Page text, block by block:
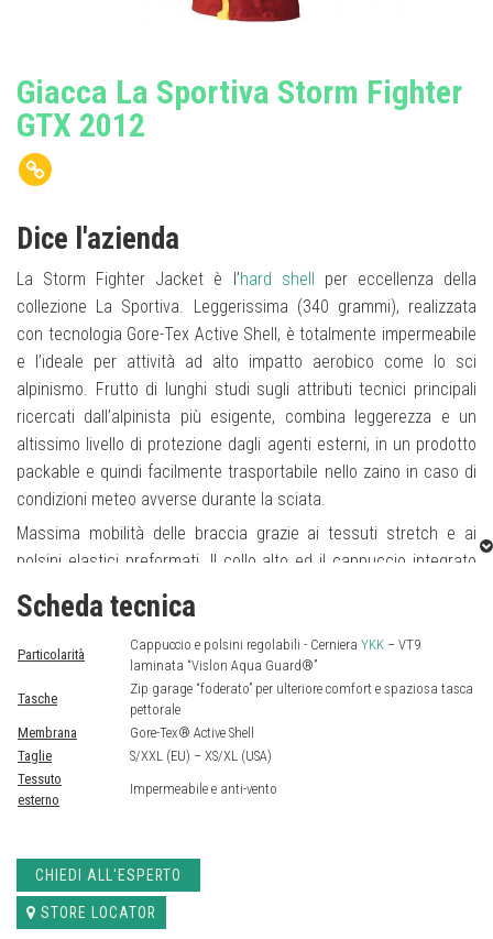
Giacca La Sportiva Storm Fighter
GTX 2012
Dice l'azienda
La Storm Fighter Jacket è l’hard shell per eccellenza della
collezione La Sportiva. Leggerissima (340 grammi), realizzata
con tecnologia Gore-Tex Active Shell, è totalmente impermeabile
e l’ideale per attività ad alto impatto aerobico come lo sci
alpinismo. Frutto di lunghi studi sugli attributi tecnici principali
ricercati dall’alpinista più esigente, combina leggerezza e un
altissimo livello di protezione dagli agenti esterni, in un prodotto
packable e quindi facilmente trasportabile nello zaino in caso di
condizioni meteo avverse durante la sciata.
Massima mobilità delle braccia grazie ai tessuti stretch e ai
polsini elastici preformati. Il collo alto ed il cappuccio integrato
(regolabile in un semplice e veloce movimento “one-hand”),
conferiscono massima protezione da vento, neve e pioggia,
garantendo al contempo massima visibilità e mobilità. Il
cappuccio ha inoltre una vestibilità “multi-fit” che permette di
essere indossato con o senza casco. Grazie alla sua versatilità,
Storm Fighter Jacket può essere indossata sia singolarmente
che come strato esterno sopra ad un insulation layer.
Pioggia, neve, tempesta, nessun ostacolo verso il
Scheda tecnica
Particolarità
Cappuccio e polsini regolabili - Cerniera YKK – VT9
laminata “Vislon Aqua Guard®”
Tasche
Zip garage “foderato” per ulteriore comfort e spaziosa tasca
pettorale
Membrana
Gore-Tex® Active Shell
Taglie
S/XXL (EU) – XS/XL (USA)
Tessuto
esterno
Impermeabile e anti-vento
CHIEDI ALL'ESPERTO
STORE LOCATOR